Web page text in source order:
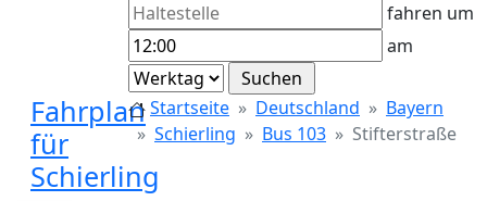
fahren um
am
Fahrplan
für
Schierling
Startseite Deutschland
Bayern
Schierling
Bus 103 Stifterstraße